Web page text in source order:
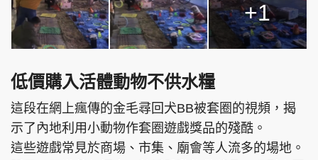
+1
低價購入活體動物不供水糧
這段在網上瘋傳的金毛尋回犬BB被套圈的視頻，揭
示了內地利用小動物作套圈遊戲獎品的殘酷。
這些遊戲常見於商場、市集、廟會等人流多的場地。